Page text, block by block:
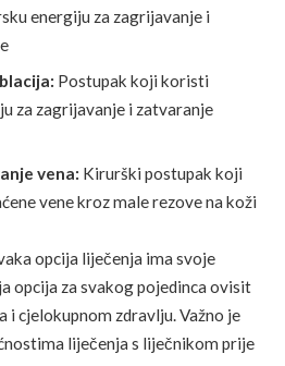
energiju za zagrijavanje i
Postupak koji koristi
za zagrijavanje i zatvaranje
vena: Kirurški postupak koji
vene kroz male rezove na koži
opcija liječenja ima svoje
opcija za svakog pojedinca ovisit
i cjelokupnom zdravlju. Važno je
liječenja s liječnikom prije